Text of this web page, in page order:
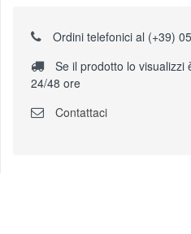
Ordini telefonici al (+39)
Se il prodotto lo visualizzi
24/48 ore
Contattaci